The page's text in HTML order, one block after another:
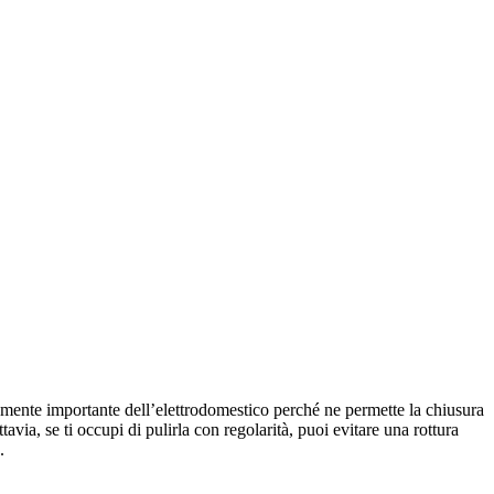
importante dell’elettrodomestico perché ne permette la chiusura
se ti occupi di pulirla con regolarità, puoi evitare una rottura